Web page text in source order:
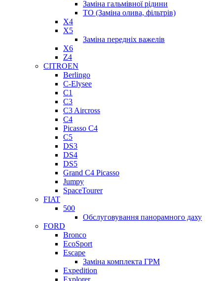
Заміна гальмівної рідини
ТО (Заміна олива, фільтрів)
X4
X5
Заміна передніх важелів
X6
Z4
CITROEN
Berlingo
C-Elysee
C1
C3
C3 Aircross
C4
Picasso C4
C5
DS3
DS4
DS5
Grand C4 Picasso
Jumpy
SpaceTourer
FIAT
500
Обслуговування панорамного даху
FORD
Bronco
EcoSport
Escape
Заміна комплекта ГРМ
Expedition
Explorer